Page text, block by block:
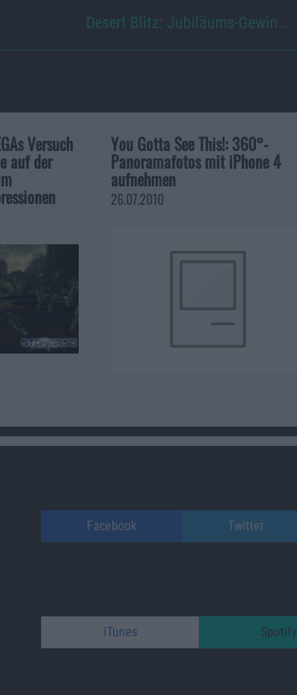
Desert Blitz: Jubiläums-Gewin…
Versuch
auf der
You Gotta See This!: 360°-
Panoramafotos mit iPhone 4
aufnehmen
26.07.2010
Facebook Twitter
iTunes Spotify